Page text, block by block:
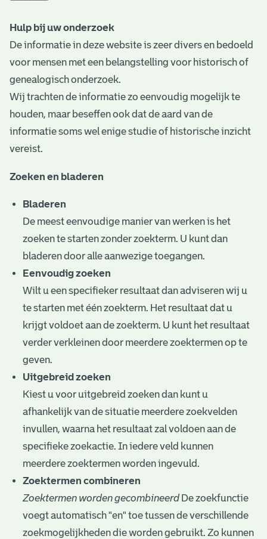
a
r
i
ë
l
e
c
e
Hulp bij uw onderzoek
De informatie in deze website is zeer divers en bedoeld
voor mensen met een belangstelling voor historisch of
genealogisch onderzoek.
Wij trachten de informatie zo eenvoudig mogelijk te
houden, maar beseffen ook dat de aard van de
informatie soms wel enige studie of historische inzicht
vereist.
Zoeken en bladeren
Bladeren
De meest eenvoudige manier van werken is het
zoeken te starten zonder zoekterm. U kunt dan
bladeren door alle aanwezige toegangen.
Eenvoudig zoeken
Wilt u een specifieker resultaat dan adviseren wij u
te starten met één zoekterm. Het resultaat dat u
krijgt voldoet aan de zoekterm. U kunt het resultaat
verder verkleinen door meerdere zoektermen op te
geven.
Uitgebreid zoeken
Kiest u voor uitgebreid zoeken dan kunt u
afhankelijk van de situatie meerdere zoekvelden
invullen, waarna het resultaat zal voldoen aan de
specifieke zoekactie. In iedere veld kunnen
meerdere zoektermen worden ingevuld.
Zoektermen combineren
Zoektermen worden gecombineerdDe zoekfunctie
voegt automatisch "en" toe tussen de verschillende
zoekmogelijkheden die worden gebruikt. Zo kunnen